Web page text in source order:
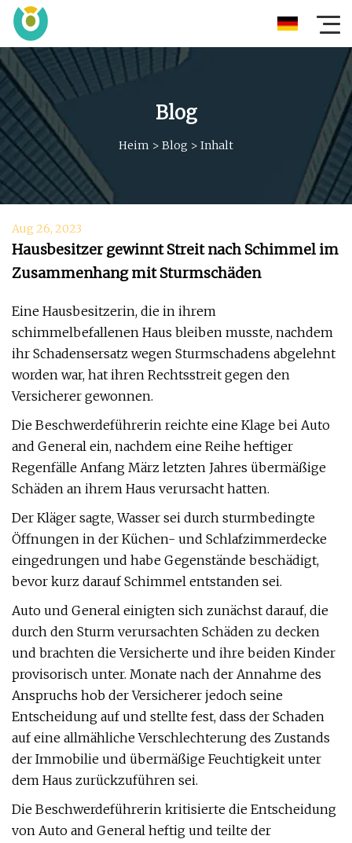
Blog
Heim > Blog > Inhalt
Aug 26, 2023
Hausbesitzer gewinnt Streit nach Schimmel im
Zusammenhang mit Sturmschäden
Eine Hausbesitzerin, die in ihrem
schimmelbefallenen Haus bleiben musste, nachdem
ihr Schadensersatz wegen Sturmschadens abgelehnt
worden war, hat ihren Rechtsstreit gegen den
Versicherer gewonnen.
Die Beschwerdeführerin reichte eine Klage bei Auto
and General ein, nachdem eine Reihe heftiger
Regenfälle Anfang März letzten Jahres übermäßige
Schäden an ihrem Haus verursacht hatten.
Der Kläger sagte, Wasser sei durch sturmbedingte
Öffnungen in der Küchen- und Schlafzimmerdecke
eingedrungen und habe Gegenstände beschädigt,
bevor kurz darauf Schimmel entstanden sei.
Auto und General einigten sich zunächst darauf, die
durch den Sturm verursachten Schäden zu decken
und brachten die Versicherte und ihre beiden Kinder
provisorisch unter. Monate nach der Annahme des
Anspruchs hob der Versicherer jedoch seine
Entscheidung auf und stellte fest, dass der Schaden
auf eine allmähliche Verschlechterung des Zustands
der Immobilie und übermäßige Feuchtigkeit unter
dem Haus zurückzuführen sei.
Die Beschwerdeführerin kritisierte die Entscheidung
von Auto and General heftig und teilte der